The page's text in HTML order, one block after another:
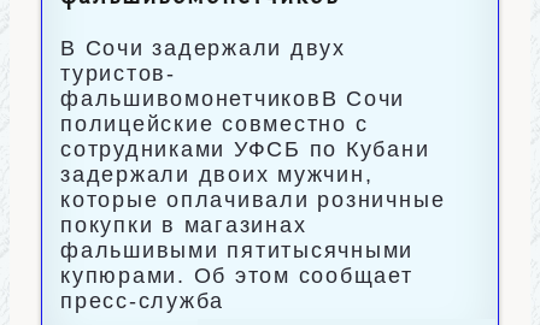
В Сочи задержали двух
туристов-
фальшивомонетчиковВ Сочи
полицейские совместно с
сотрудниками УФСБ по Кубани
задержали двоих мужчин,
которые оплачивали розничные
покупки в магазинах
фальшивыми пятитысячными
купюрами. Об этом сообщает
пресс-служба